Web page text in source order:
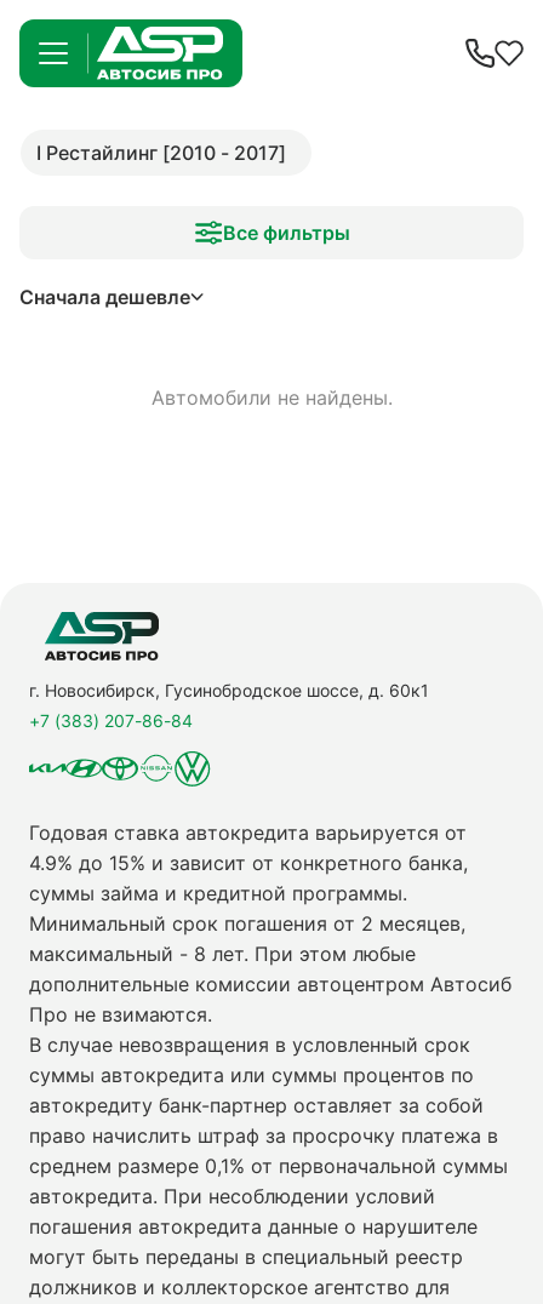
I Рестайлинг [2010 - 2017]
Все фильтры
Сначала дешевле
Автомобили не найдены.
г. Новосибирск, Гусинобродское шоссе, д. 60к1
+7 (383) 207-86-84
Годовая ставка автокредита варьируется от
4.9% до 15% и зависит от конкретного банка,
суммы займа и кредитной программы.
Минимальный срок погашения от 2 месяцев,
максимальный - 8 лет. При этом любые
дополнительные комиссии автоцентром Автосиб
Про не взимаются.
В случае невозвращения в условленный срок
суммы автокредита или суммы процентов по
автокредиту банк-партнер оставляет за собой
право начислить штраф за просрочку платежа в
среднем размере 0,1% от первоначальной суммы
автокредита. При несоблюдении условий
погашения автокредита данные о нарушителе
могут быть переданы в специальный реестр
должников и коллекторское агентство для